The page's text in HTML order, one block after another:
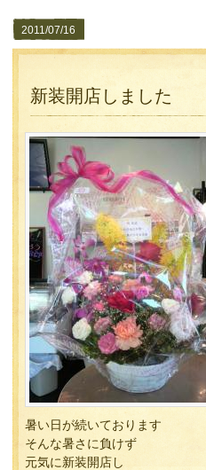
2011/07/16
新装開店しました
暑い日が続いております
そんな暑さに負けず
元気に新装開店し